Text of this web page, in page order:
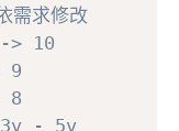
需求修改
> 10
9
8
- 5v